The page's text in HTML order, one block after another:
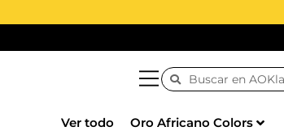
Ver todo Oro Africano Colors